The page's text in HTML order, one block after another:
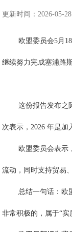
更新时间：2026-05-28
欧盟委员会5月18
继续努力完成塞浦路
这份报告发布之
次表示，2026 年是加
欧盟委员会表示
流动，同时支持贸易
总结一句话：欧
非常积极的，属于“实